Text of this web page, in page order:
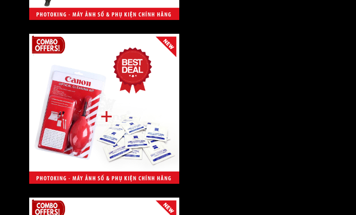
PhotoKing
Aerfeis
Artisan & Artist
Peakdesign
MeFOTO
Manfrotto
Pentax
GoPro
Newmowa